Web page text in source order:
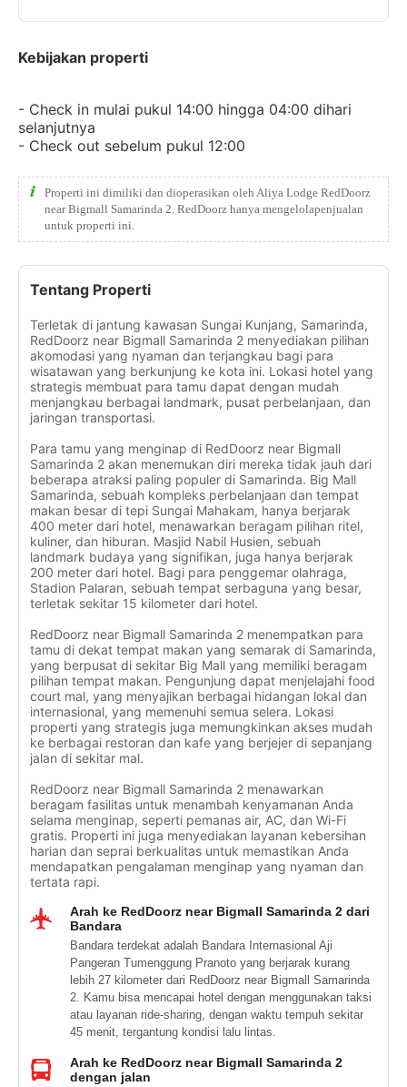
Kebijakan properti
- Check in mulai pukul 14:00 hingga 04:00 dihari
selanjutnya
- Check out sebelum pukul 12:00
Properti ini dimiliki dan dioperasikan oleh Aliya Lodge RedDoorz
near Bigmall Samarinda 2. RedDoorz hanya mengelolapenjualan
untuk properti ini.
Tentang Properti
Terletak di jantung kawasan Sungai Kunjang, Samarinda,
RedDoorz near Bigmall Samarinda 2 menyediakan pilihan
akomodasi yang nyaman dan terjangkau bagi para
wisatawan yang berkunjung ke kota ini. Lokasi hotel yang
strategis membuat para tamu dapat dengan mudah
menjangkau berbagai landmark, pusat perbelanjaan, dan
jaringan transportasi.
Para tamu yang menginap di RedDoorz near Bigmall
Samarinda 2 akan menemukan diri mereka tidak jauh dari
beberapa atraksi paling populer di Samarinda. Big Mall
Samarinda, sebuah kompleks perbelanjaan dan tempat
makan besar di tepi Sungai Mahakam, hanya berjarak
400 meter dari hotel, menawarkan beragam pilihan ritel,
kuliner, dan hiburan. Masjid Nabil Husien, sebuah
landmark budaya yang signifikan, juga hanya berjarak
200 meter dari hotel. Bagi para penggemar olahraga,
Stadion Palaran, sebuah tempat serbaguna yang besar,
terletak sekitar 15 kilometer dari hotel.
RedDoorz near Bigmall Samarinda 2 menempatkan para
tamu di dekat tempat makan yang semarak di Samarinda,
yang berpusat di sekitar Big Mall yang memiliki beragam
pilihan tempat makan. Pengunjung dapat menjelajahi food
court mal, yang menyajikan berbagai hidangan lokal dan
internasional, yang memenuhi semua selera. Lokasi
properti yang strategis juga memungkinkan akses mudah
ke berbagai restoran dan kafe yang berjejer di sepanjang
jalan di sekitar mal.
RedDoorz near Bigmall Samarinda 2 menawarkan
beragam fasilitas untuk menambah kenyamanan Anda
selama menginap, seperti pemanas air, AC, dan Wi-Fi
gratis. Properti ini juga menyediakan layanan kebersihan
harian dan seprai berkualitas untuk memastikan Anda
mendapatkan pengalaman menginap yang nyaman dan
tertata rapi.
Arah ke RedDoorz near Bigmall Samarinda 2 dari
Bandara
Bandara terdekat adalah Bandara Internasional Aji
Pangeran Tumenggung Pranoto yang berjarak kurang
lebih 27 kilometer dari RedDoorz near Bigmall Samarinda
2. Kamu bisa mencapai hotel dengan menggunakan taksi
atau layanan ride-sharing, dengan waktu tempuh sekitar
45 menit, tergantung kondisi lalu lintas.
Arah ke RedDoorz near Bigmall Samarinda 2
dengan jalan